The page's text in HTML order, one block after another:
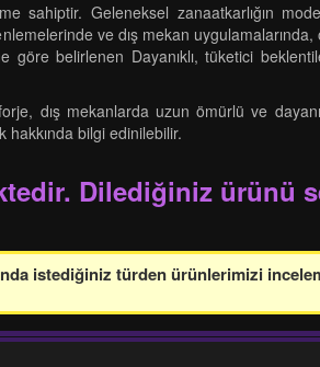
sahiptir. Geleneksel zanaatkarlığın
ve dış mekan
belirlenen Dayanıklı, tüketici
dış mekanlarda uzun ömürlü ve
bilgi edinilebilir.
Dilediğiniz ürünü
istediğiniz türden ürünlerimizi